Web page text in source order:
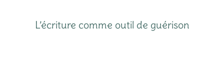
L’écriture comme outil de guérison